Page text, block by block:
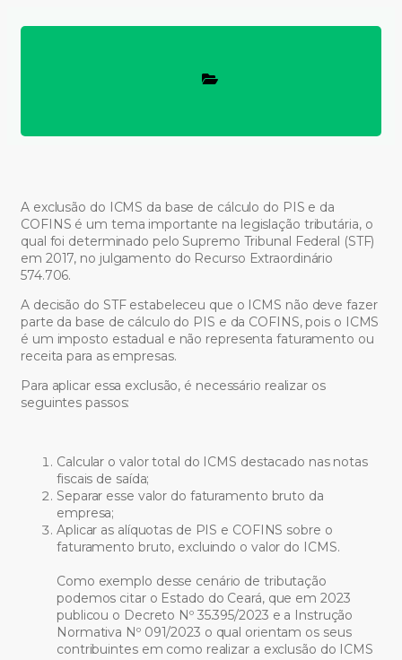
A exclusão do ICMS da base de cálculo do PIS e da
COFINS é um tema importante na legislação tributária, o
qual foi determinado pelo Supremo Tribunal Federal (STF)
em 2017, no julgamento do Recurso Extraordinário
574.706.
A decisão do STF estabeleceu que o ICMS não deve fazer
parte da base de cálculo do PIS e da COFINS, pois o ICMS
é um imposto estadual e não representa faturamento ou
receita para as empresas.
Para aplicar essa exclusão, é necessário realizar os
seguintes passos:
Calcular o valor total do ICMS destacado nas notas
fiscais de saída;
Separar esse valor do faturamento bruto da
empresa;
Aplicar as alíquotas de PIS e COFINS sobre o
faturamento bruto, excluindo o valor do ICMS.
Como exemplo desse cenário de tributação
podemos citar o Estado do Ceará, que em 2023
publicou o Decreto Nº 35.395/2023 e a Instrução
Normativa Nº 091/2023 o qual orientam os seus
contribuintes em como realizar a exclusão do ICMS